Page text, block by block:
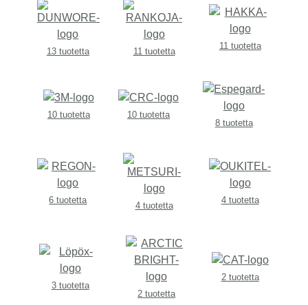
13 tuotetta 11 tuotetta
11 tuotetta
10 tuotetta
10 tuotetta
8 tuotetta
6 tuotetta
4 tuotetta
4 tuotetta
3 tuotetta
2 tuotetta
2 tuotetta